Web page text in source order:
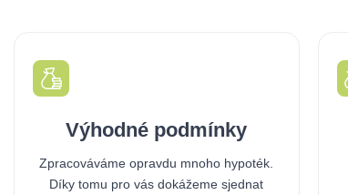
Výhodné podmínky
Zpracováváme opravdu mnoho hypoték.
Díky tomu pro vás dokážeme sjednat